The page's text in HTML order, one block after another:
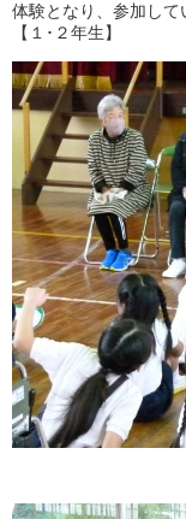
体験となり、参加して
【１･２年生】